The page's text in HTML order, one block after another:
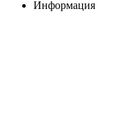
Информация